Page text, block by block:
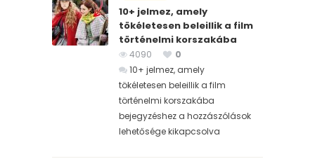
10+ jelmez, amely
tökéletesen beleillik a film
történelmi korszakába
4090
0
10+ jelmez, amely
tökéletesen beleillik a film
történelmi korszakába
bejegyzéshez a hozzászólások
lehetősége kikapcsolva